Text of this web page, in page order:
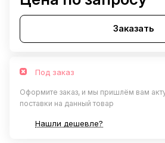
Заказать
Под заказ
Оформите заказ, и мы пришлём вам
поставки на данный товар
Нашли дешевле?